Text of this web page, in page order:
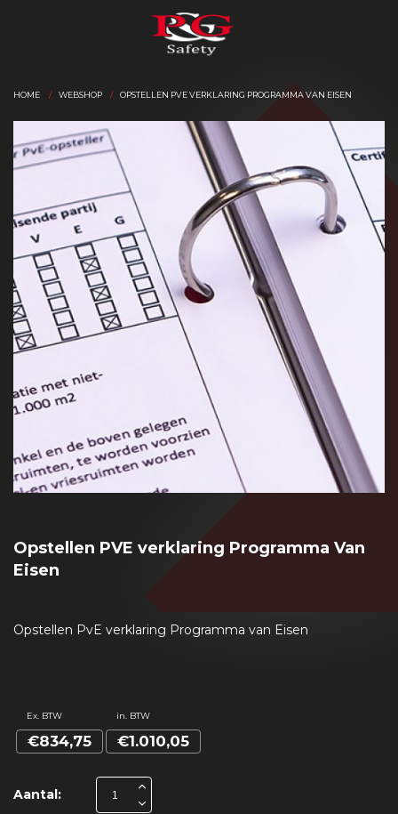
HOME WEBSHOP OPSTELLEN PVE VERKLARING PROGRAMMA VAN EISEN
Opstellen PVE verklaring Programma Van
Eisen
Opstellen PvE verklaring Programma van Eisen
Aantal:
Ex. BTW in. BTW
€834,75 €1.010,05